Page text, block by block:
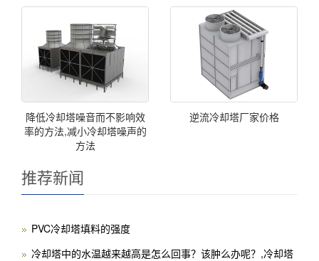
降低冷却塔噪音而不影响效
率的方法,减小冷却塔噪声的
方法
逆流冷却塔厂家价格
推荐新闻
PVC冷却塔填料的强度
冷却塔中的水温越来越高是怎么回事？该肿么办呢？,冷却塔